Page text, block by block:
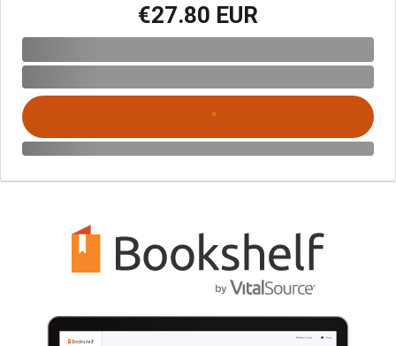
€27.80 EUR